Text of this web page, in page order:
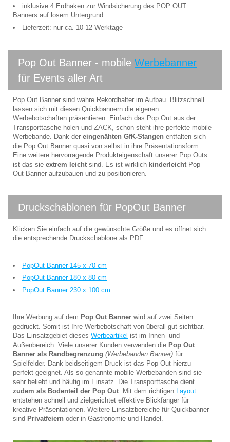
inklusive 4 Erdhaken zur Windsicherung des POP OUT
Banners auf losem Untergrund.
Lieferzeit: nur ca. 10-12 Werktage
Pop Out Banner - mobile Werbebanner
für Events aller Art
Pop Out Banner sind wahre Rekordhalter im Aufbau. Blitzschnell
lassen sich mit diesen Quickbannern die eigenen
Werbebotschaften präsentieren. Einfach das Pop Out aus der
Transporttasche holen und ZACK, schon steht ihre perfekte mobile
Werbebande. Dank der eingenähten GfK-Stangen entfalten sich
die Pop Out Banner quasi von selbst in ihre Präsentationsform.
Eine weitere hervorragende Produkteigenschaft unserer Pop Outs
ist das sie extrem leicht sind. Es ist wirklich kinderleicht Pop
Out Banner aufzubauen und zu positionieren.
Druckschablonen für PopOut Banner
Klicken Sie einfach auf die gewünschte Größe und es öffnet sich
die entsprechende Druckschablone als PDF:
PopOut Banner 145 x 70 cm
PopOut Banner 180 x 80 cm
PopOut Banner 230 x 100 cm
Ihre Werbung auf dem Pop Out Banner wird auf zwei Seiten
gedruckt. Somit ist Ihre Werbebotschaft von überall gut sichtbar.
Das Einsatzgebiet dieses Werbeartikel ist im Innen- und
Außenbereich. Viele unserer Kunden verwenden die Pop Out
Banner als Randbegrenzung (Werbebanden Banner) für
Spielfelder. Dank beidseitigem Druck ist das Pop Out hierzu
perfekt geeignet. Als so genannte mobile Werbebanden sind sie
sehr beliebt und häufig im Einsatz. Die Transporttasche dient
zudem als Bodenteil der Pop Out . Mit dem richtigen
Layout
entstehen schnell und zielgerichtet effektive Blickfänger für
kreative Präsentationen. Weitere Einsatzbereiche für Quickbanner
sind Privatfeiern oder in Gastronomie und Handel.